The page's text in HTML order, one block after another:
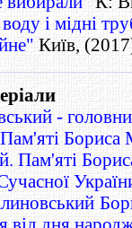
і мідні
Київ,
-
Бориса
Пам'яті